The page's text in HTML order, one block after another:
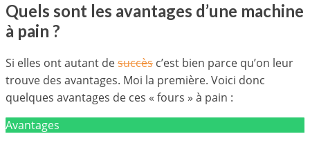
Quels sont les avantages d’une machine
à pain ?
Si elles ont autant desuccès c’est bien parce qu’on leur
trouve des avantages. Moi la première. Voici donc
quelques avantages de ces « fours » à pain :
Avantages